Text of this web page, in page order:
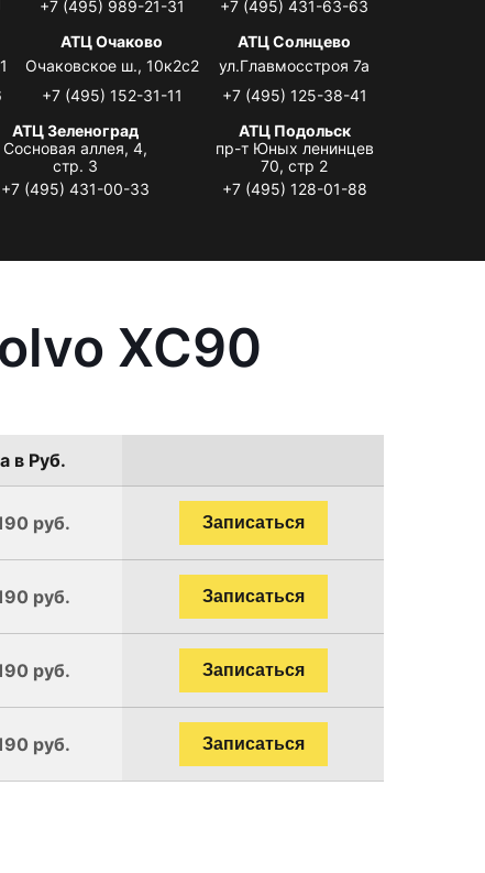
+7 (495) 989-21-31
+7 (495) 431-63-63
АТЦ Очаково
Очаковское ш., 10к2с2
+7 (495) 152-31-11
АТЦ Солнцево
ул.Главмосстроя 7а
+7 (495) 125-38-41
АТЦ Зеленоград
Сосновая аллея, 4,
стр. 3
+7 (495) 431-00-33
АТЦ Подольск
пр-т Юных ленинцев
70, стр 2
+7 (495) 128-01-88
XC90
в Руб.
руб. Записаться
руб. Записаться
руб. Записаться
руб. Записаться